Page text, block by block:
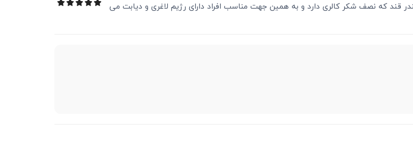
قند که نصف شکر کالری دارد و به همین جهت مناسب افراد دارای رژیم لاغری و دیابت می